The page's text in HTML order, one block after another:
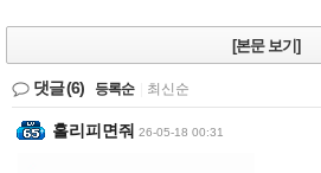
[본문 보기]
댓글(6) 등록순 최신순
홀리피면줘 26-05-18 00:31